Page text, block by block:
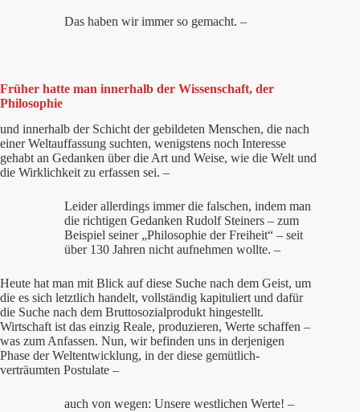
Das haben wir immer so gemacht. –
Früher hatte man innerhalb der Wissenschaft, der
Philosophie
und innerhalb der Schicht der gebildeten Menschen, die nach
einer Weltauffassung suchten, wenigstens noch Interesse
gehabt an Gedanken über die Art und Weise, wie die Welt und
die Wirklichkeit zu erfassen sei. –
Leider allerdings immer die falschen, indem man
die richtigen Gedanken Rudolf Steiners – zum
Beispiel seiner „Philosophie der Freiheit“ – seit
über 130 Jahren nicht aufnehmen wollte. –
Heute hat man mit Blick auf diese Suche nach dem Geist, um
die es sich letztlich handelt, vollständig kapituliert und dafür
die Suche nach dem Bruttosozialprodukt hingestellt.
Wirtschaft ist das einzig Reale, produzieren, Werte schaffen –
was zum Anfassen. Nun, wir befinden uns in derjenigen
Phase der Weltentwicklung, in der diese gemütlich-
verträumten Postulate –
auch von wegen: Unsere westlichen Werte! –